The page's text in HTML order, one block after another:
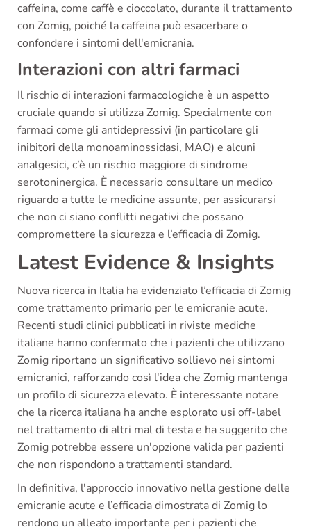
caffeina, come caffè e cioccolato, durante il trattamento
con Zomig, poiché la caffeina può esacerbare o
confondere i sintomi dell'emicrania.
Interazioni con altri farmaci
Il rischio di interazioni farmacologiche è un aspetto
cruciale quando si utilizza Zomig. Specialmente con
farmaci come gli antidepressivi (in particolare gli
inibitori della monoaminossidasi, MAO) e alcuni
analgesici, c’è un rischio maggiore di sindrome
serotoninergica. È necessario consultare un medico
riguardo a tutte le medicine assunte, per assicurarsi
che non ci siano conflitti negativi che possano
compromettere la sicurezza e l’efficacia di Zomig.
Latest Evidence & Insights
Nuova ricerca in Italia ha evidenziato l’efficacia di Zomig
come trattamento primario per le emicranie acute.
Recenti studi clinici pubblicati in riviste mediche
italiane hanno confermato che i pazienti che utilizzano
Zomig riportano un significativo sollievo nei sintomi
emicranici, rafforzando così l'idea che Zomig mantenga
un profilo di sicurezza elevato. È interessante notare
che la ricerca italiana ha anche esplorato usi off-label
nel trattamento di altri mal di testa e ha suggerito che
Zomig potrebbe essere un'opzione valida per pazienti
che non rispondono a trattamenti standard.
In definitiva, l'approccio innovativo nella gestione delle
emicranie acute e l’efficacia dimostrata di Zomig lo
rendono un alleato importante per i pazienti che